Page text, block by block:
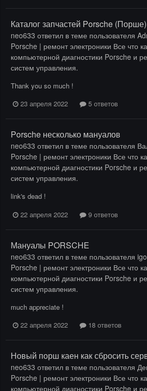
Каталог запчастей Porsche (Порше)
neo633 ответил в теме пользователя
Porsche | ремонт электроники Все что
компьютерной диагностики Porsche и
систем управления.
Thank you so much !
23 апреля 2022
5 ответов
Porsche несколько мануалов
neo633 ответил в теме пользователя
Porsche | ремонт электроники Все что
компьютерной диагностики Porsche и
систем управления.
link's dead !
22 апреля 2022
9 ответов
Мануалы PORSCHE
neo633 ответил в теме пользователя
Porsche | ремонт электроники Все что
компьютерной диагностики Porsche и
систем управления.
much appreciate !
22 апреля 2022
18 ответов
Новый порш каен как сбросить
neo633 ответил в теме пользователя
Porsche | ремонт электроники Все что
компьютерной диагностики Porsche и